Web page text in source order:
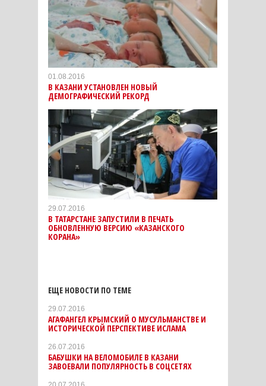
01.08.2016
В КАЗАНИ УСТАНОВЛЕН НОВЫЙ
ДЕМОГРАФИЧЕСКИЙ РЕКОРД
29.07.2016
В ТАТАРСТАНЕ ЗАПУСТИЛИ В ПЕЧАТЬ
ОБНОВЛЕННУЮ ВЕРСИЮ «КАЗАНСКОГО
КОРАНА»
ЕЩЕ НОВОСТИ ПО ТЕМЕ
29.07.2016
АГАФАНГЕЛ КРЫМСКИЙ О МУСУЛЬМАНСТВЕ И
ИСТОРИЧЕСКОЙ ПЕРСПЕКТИВЕ ИСЛАМА
26.07.2016
БАБУШКИ НА ВЕЛОМОБИЛЕ В КАЗАНИ
ЗАВОЕВАЛИ ПОПУЛЯРНОСТЬ В СОЦСЕТЯХ